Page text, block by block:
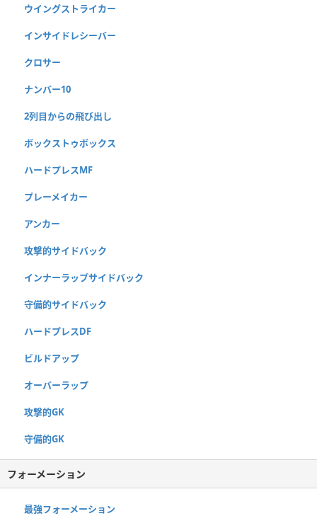
ウイングストライカー
インサイドレシーバー
クロサー
ナンバー10
2列目からの飛び出し
ボックストゥボックス
ハードプレスMF
プレーメイカー
アンカー
攻撃的サイドバック
インナーラップサイドバック
守備的サイドバック
ハードプレスDF
ビルドアップ
オーバーラップ
攻撃的GK
守備的GK
フォーメーション
最強フォーメーション